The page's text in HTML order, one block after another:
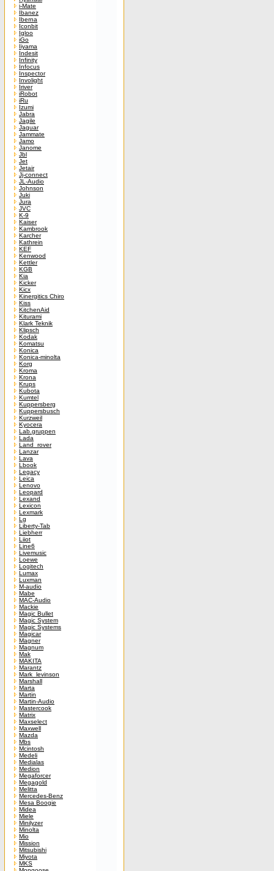
i-Mate
Ibanez
Iberna
Iconbit
Igloo
iGo
Iiyama
Indesit
Infinity
Infocus
Inspector
Involight
Iriver
iRobot
iRu
Izumi
Jabra
Jagile
Jaguar
Jammate
Jamo
Janome
Jbl
Jet
Jetair
Jj-connect
JL-Audio
Johnson
Juki
Jura
JVC
K-9
Kaiser
Kambrook
Karcher
Kathrein
KEF
Kenwood
Kettler
KGB
Kia
Kicker
Kicx
Kinergitics Chiro
Kiss
KitchenAid
Kiturami
Klark Teknik
Klipsch
Kodak
Komatsu
Konica
Konica-minolta
Korg
Kroma
Krona
Krups
Kubota
Kumtel
Kuppersberg
Kuppersbusch
Kurzweil
Kyocera
Lab.gruppen
Lada
Land_rover
Lanzar
Lava
Lbook
Legacy
Leica
Lenovo
Leopard
Lexand
Lexicon
Lexmark
Lg
Liberty-Tab
Liebherr
Liiot
Line6
Livemusic
Loewe
Logitech
Lumax
Luxman
M-audio
Mabe
MAC-Audio
Mackie
Magic Bullet
Magic System
Magic Systems
Magicar
Magner
Magnum
Mak
MAKITA
Marantz
Mark_levinson
Marshall
Marta
Martin
Martin-Audio
Mastercook
Matrix
Maxselect
Maxwell
Mazda
Mbs
Mcintosh
Medeli
Medialas
Medion
Megaforcer
Megagold
Melitta
Mercedes-Benz
Mesa Boogie
Midea
Miele
Minilyzer
Minolta
Mio
Mission
Mitsubishi
Miyota
MKS